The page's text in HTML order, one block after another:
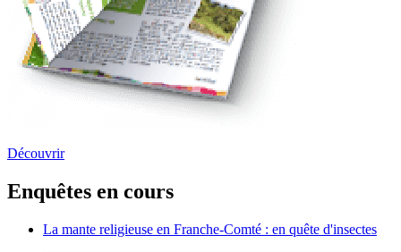
Découvrir
Enquêtes en cours
La mante religieuse en Franche-Comté : en quête d'insectes